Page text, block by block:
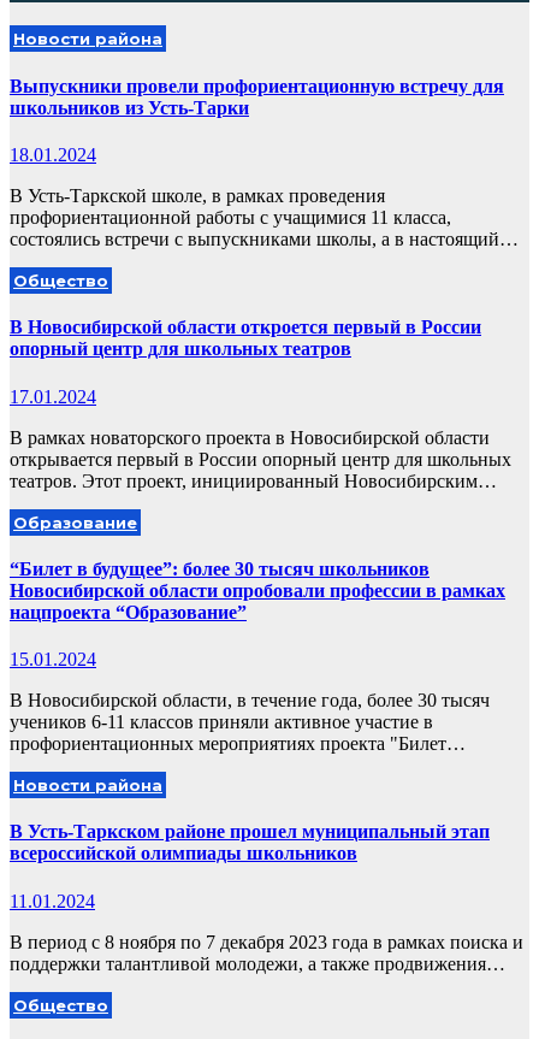
Новости района
Выпускники провели профориентационную встречу для
школьников из Усть-Тарки
18.01.2024
В Усть-Таркской школе, в рамках проведения
профориентационной работы с учащимися 11 класса,
состоялись встречи с выпускниками школы, а в настоящий…
Общество
В Новосибирской области откроется первый в России
опорный центр для школьных театров
17.01.2024
В рамках новаторского проекта в Новосибирской области
открывается первый в России опорный центр для школьных
театров. Этот проект, инициированный Новосибирским…
Образование
“Билет в будущее”: более 30 тысяч школьников
Новосибирской области опробовали профессии в рамках
нацпроекта “Образование”
15.01.2024
В Новосибирской области, в течение года, более 30 тысяч
учеников 6-11 классов приняли активное участие в
профориентационных мероприятиях проекта "Билет…
Новости района
В Усть-Таркском районе прошел муниципальный этап
всероссийской олимпиады школьников
11.01.2024
В период с 8 ноября по 7 декабря 2023 года в рамках поиска и
поддержки талантливой молодежи, а также продвижения…
Общество